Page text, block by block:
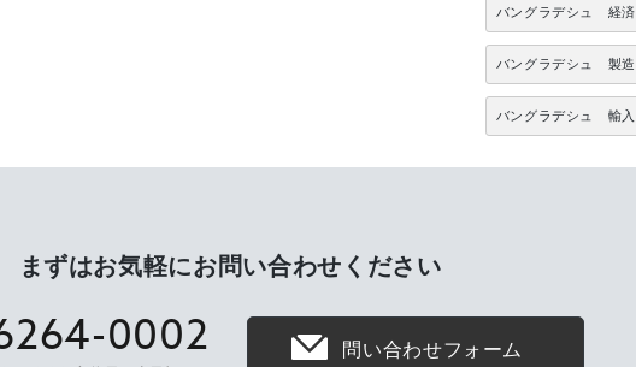
バングラデシュ 経済
バングラデシュ 製造
バングラデシュ 輸入
まずはお気軽にお問い合わせください
0002 問い合わせフォーム